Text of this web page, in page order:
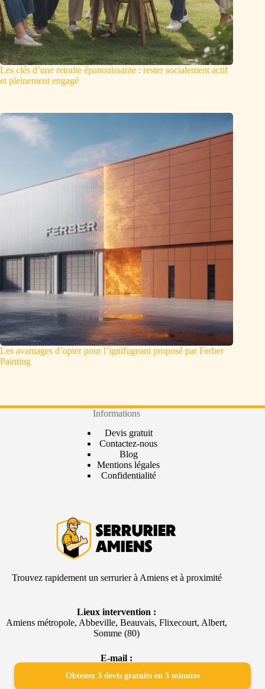
Les clés d’une retraite épanouissante : rester socialement actif
et pleinement engagé
Les avantages d’opter pour l’ignifugeant proposé par Ferber
Painting
Informations
Devis gratuit
Contactez-nous
Blog
Mentions légales
Confidentialité
Obtenez 3 devis gratuits en 5 minutes
Trouvez rapidement un serrurier à Amiens et à proximité
Lieux intervention :
Amiens métropole, Abbeville, Beauvais, Flixecourt, Albert,
Somme (80)
E-mail ​:
Copyright © 2026 - Tous droits réservés -